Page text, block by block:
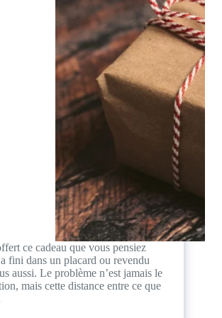
ce cadeau que vous pensiez
fini dans un placard ou revendu
aussi. Le problème n’est jamais le
mais cette distance entre ce que